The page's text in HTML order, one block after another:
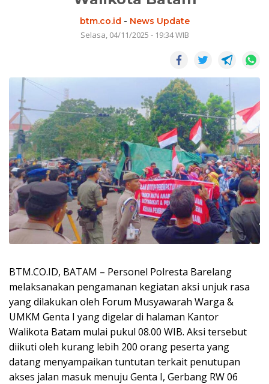
btm.co.id - News Update
Selasa, 04/11/2025 - 19:34 WIB
BTM.CO.ID, BATAM – Personel Polresta Barelang
melaksanakan pengamanan kegiatan aksi unjuk rasa
yang dilakukan oleh Forum Musyawarah Warga &
UMKM Genta I yang digelar di halaman Kantor
Walikota Batam mulai pukul 08.00 WIB. Aksi tersebut
diikuti oleh kurang lebih 200 orang peserta yang
datang menyampaikan tuntutan terkait penutupan
akses jalan masuk menuju Genta I, Gerbang RW 06